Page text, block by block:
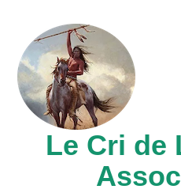
Le Cri de